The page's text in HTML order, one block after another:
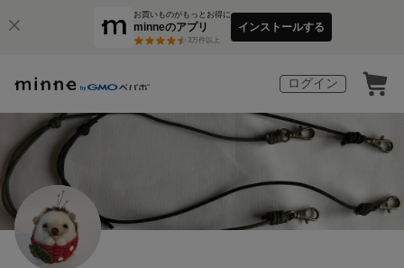
お買いものがもっとお得に
minneのアプリ
3万件以上
インストールする
ログイン